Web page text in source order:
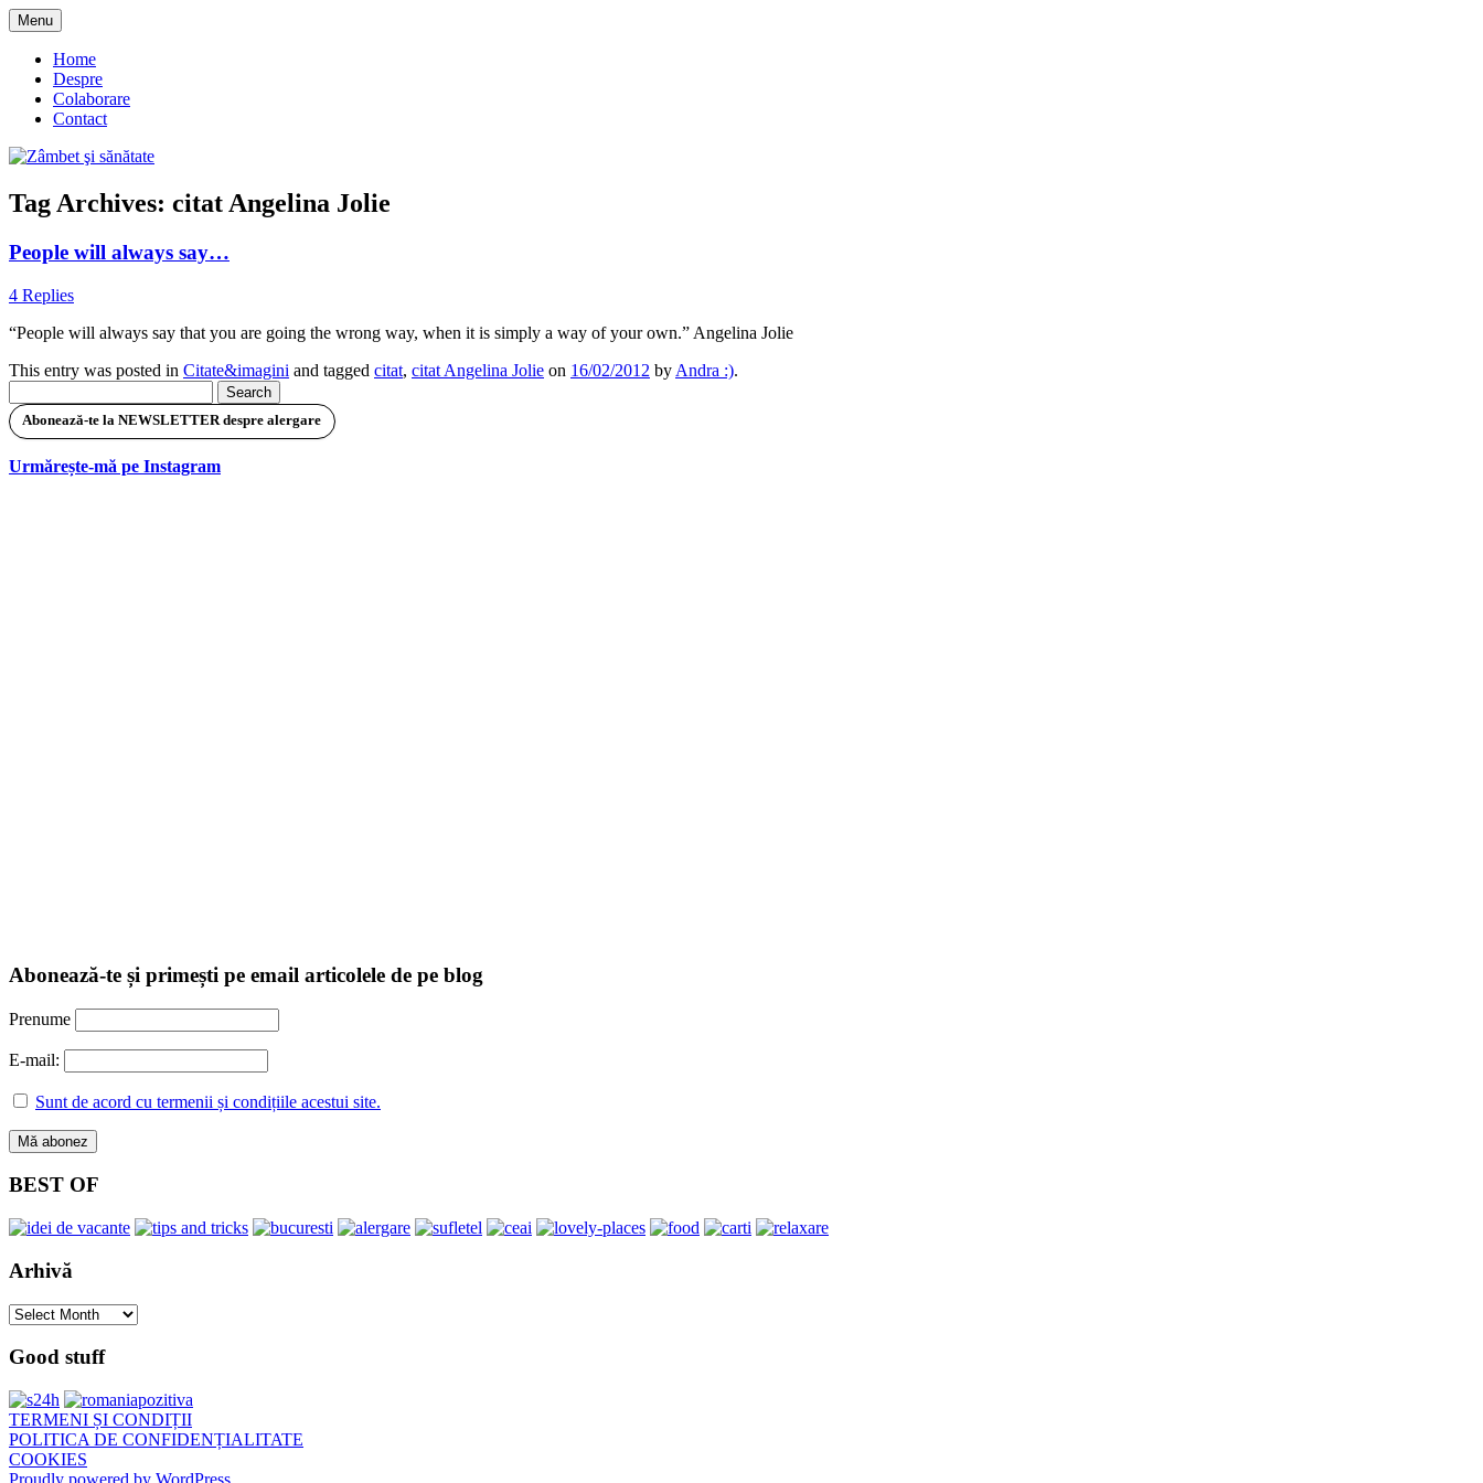
Skip
to
content
Zâmbet şi sănătate
Menu
Home
Despre
Colaborare
Contact
Tag Archives: citat Angelina Jolie
People will always say…
4 Replies
“People will always say that you are going the wrong way, when it is simply a way of your own.” Angelina Jolie
This entry was posted in Citate&imagini and tagged citat, citat Angelina Jolie on 16/02/2012 by Andra :).
for:
Abonează-te la NEWSLETTER despre alergare
Urmărește-mă pe Instagram
Abonează-te și primești pe email articolele de pe blog
Prenume
E-mail:
Sunt de acord cu termenii și condițiile acestui site.
BEST OF
Arhivă
Arhivă
Good stuff
TERMENI ȘI CONDIȚII
POLITICA DE CONFIDENȚIALITATE
COOKIES
Proudly powered by WordPress